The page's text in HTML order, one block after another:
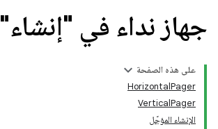
جهاز نداء في "إنشاء"
على هذه الصفحة
HorizontalPager
VerticalPager
الإنشاء المؤجّل